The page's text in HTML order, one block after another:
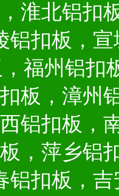
淮北铝扣
铝扣板，
福州铝扣
板，漳州
铝扣板，
，萍乡铝
铝扣板，